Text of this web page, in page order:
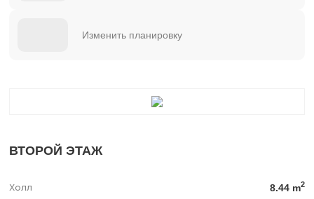
Изменить планировку
ВТОРОЙ ЭТАЖ
Холл 8.44 m2